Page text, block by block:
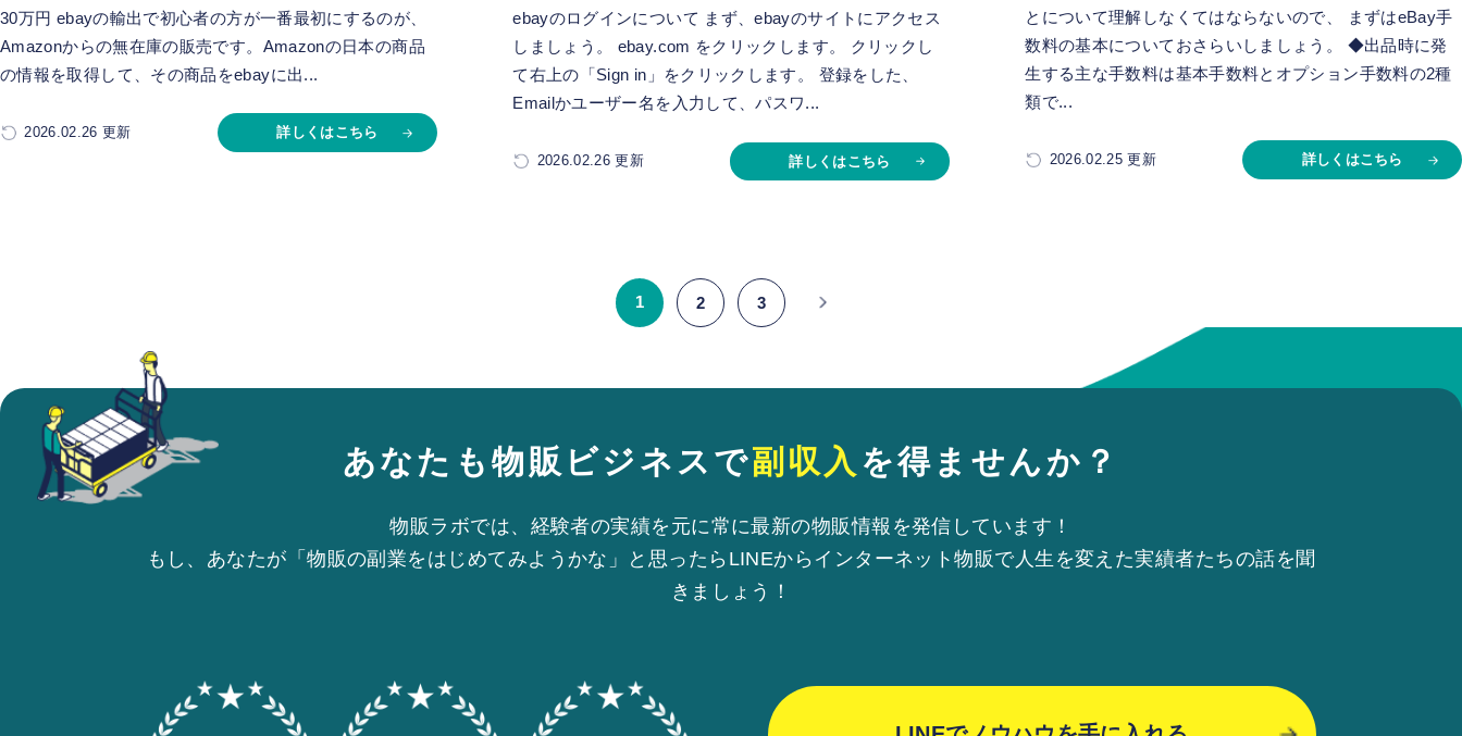
30万円 ebayの輸出で初心者の方が一番最初にするのが、
Amazonからの無在庫の販売です。Amazonの日本の商品
の情報を取得して、その商品をebayに出...
2026.02.26 更新 詳しくはこちら
ebayのログインについて まず、ebayのサイトにアクセス
しましょう。 ebay.com をクリックします。 クリックし
て右上の「Sign in」をクリックします。 登録をした、
Emailかユーザー名を入力して、パスワ...
2026.02.26 更新 詳しくはこちら
とについて理解しなくてはならないので、 まずはeBay手
数料の基本についておさらいしましょう。 ◆出品時に発
生する主な手数料は基本手数料とオプション手数料の2種
類で...
2026.02.25 更新 詳しくはこちら
1 2 3
あなたも物販ビジネスで副収入 を得ませんか？
物販ラボでは、経験者の実績を元に常に最新の物販情報を発信しています！
もし、あなたが「物販の副業をはじめてみようかな」と思ったらLINEからインターネット物販で人生を変えた実績者たちの話を聞
きましょう！